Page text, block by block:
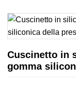
Cuscinetto in
gomma